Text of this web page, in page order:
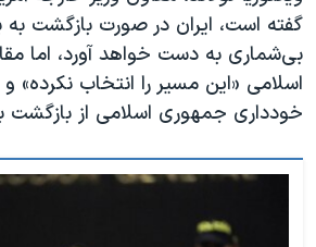
گفته است، ایران در صورت بازگشت به
بی‌شماری به دست خواهد آورد، اما
اسلامی «این مسیر را انتخاب نکرده» و
خودداری جمهوری اسلامی از بازگشت